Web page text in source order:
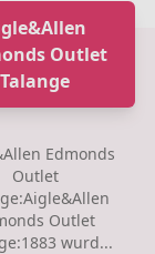
Outlet
Talange
Edmonds
Outlet
Outlet
wurd...